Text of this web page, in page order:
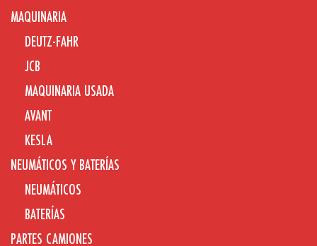
MAQUINARIA
DEUTZ-FAHR
JCB
MAQUINARIA USADA
AVANT
KESLA
NEUMÁTICOS Y BATERÍAS
NEUMÁTICOS
BATERÍAS
PARTES CAMIONES